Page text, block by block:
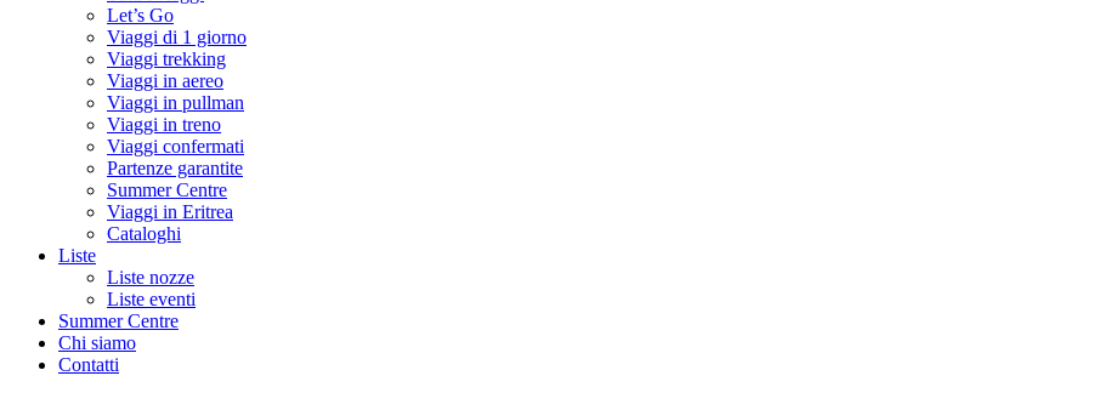
Let’s Go
Viaggi di 1 giorno
Viaggi trekking
Viaggi in aereo
Viaggi in pullman
Viaggi in treno
Viaggi confermati
Partenze garantite
Summer Centre
Viaggi in Eritrea
Cataloghi
Liste
Liste nozze
Liste eventi
Summer Centre
Chi siamo
Contatti